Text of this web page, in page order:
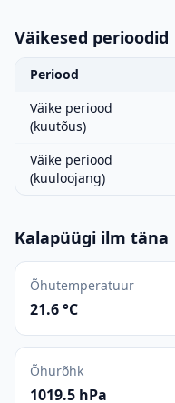
Väikesed perioodid
Periood
Väike periood
(kuutõus)
Väike periood
(kuuloojang)
Kalapüügi ilm täna
Õhutemperatuur
21.6 °C
Õhurõhk
1019.5 hPa